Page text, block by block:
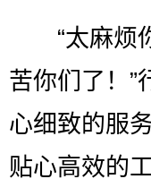
“太麻烦你
苦你们了！”
心细致的服
贴心高效的